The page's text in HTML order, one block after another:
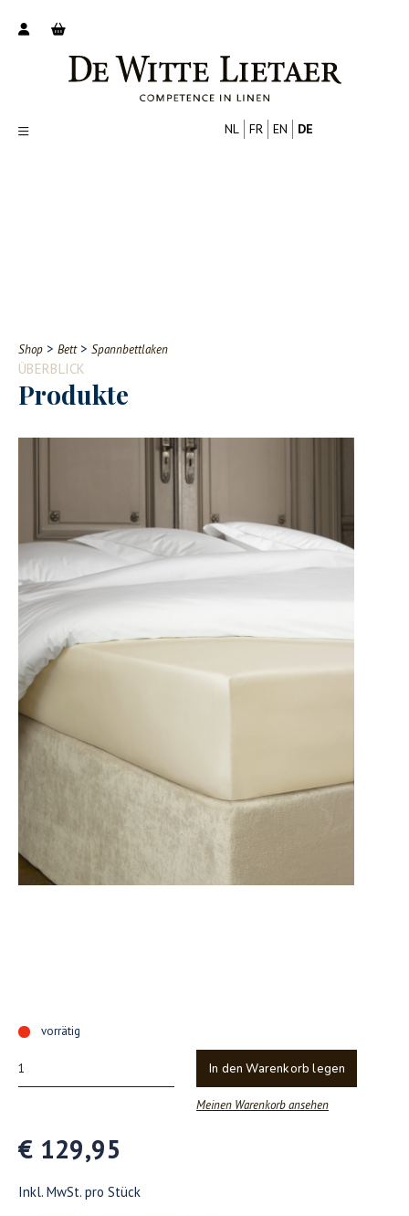
Contact
NL FR EN DE
Shop > Bett> Spannbettlaken
ÜBERBLICK
Produkte
vorrätig
In den Warenkorb legen
Meinen Warenkorb ansehen
€ 129,95
Inkl. MwSt. pro Stück